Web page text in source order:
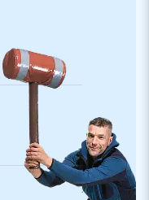
en
sterk, hoge kwaliteit
schoon te
tevens door JB
lever jij met dit